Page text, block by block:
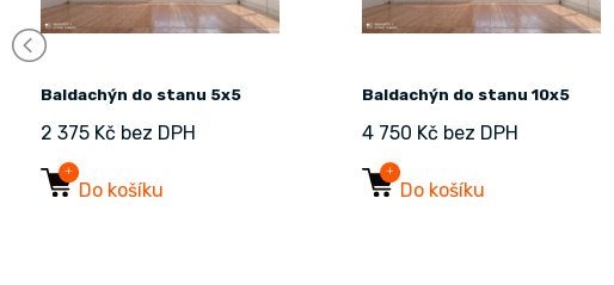
Baldachýn do stanu 5x5
2 375 Kč bez DPH
Do košíku
Baldachýn do stanu 10x5
4 750 Kč bez DPH
Do košíku